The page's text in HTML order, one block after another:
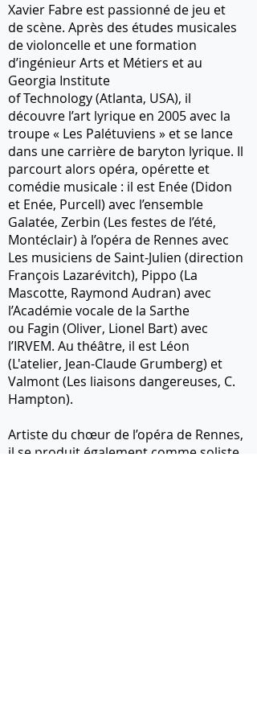
Xavier Fabre est passionné de jeu et
de scène. Après des études musicales
de violoncelle et une formation
d’ingénieur Arts et Métiers et au
Georgia Institute
of Technology (Atlanta, USA), il
découvre l’art lyrique en 2005 avec la
troupe « Les Palétuviens » et se lance
dans une carrière de baryton lyrique. Il
parcourt alors opéra, opérette et
comédie musicale : il est Enée (Didon
et Enée, Purcell) avec l’ensemble
Galatée, Zerbin (Les festes de l’été,
Montéclair) à l’opéra de Rennes avec
Les musiciens de Saint-Julien (direction
François Lazarévitch), Pippo (La
Mascotte, Raymond Audran) avec
l’Académie vocale de la Sarthe
ou Fagin (Oliver, Lionel Bart) avec
l’IRVEM. Au théâtre, il est Léon
(L'atelier, Jean-Claude Grumberg) et
Valmont (Les liaisons dangereuses, C.
Hampton).
Artiste du chœur de l’opéra de Rennes,
il se produit également comme soliste